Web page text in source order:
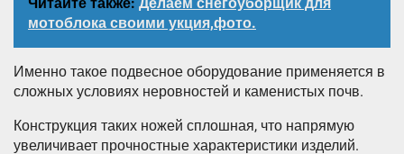
мотоблока своими укция,фото.
Именно такое подвесное оборудование применяется в
сложных условиях неровностей и каменистых почв.
Конструкция таких ножей сплошная, что напрямую
увеличивает прочностные характеристики изделий.